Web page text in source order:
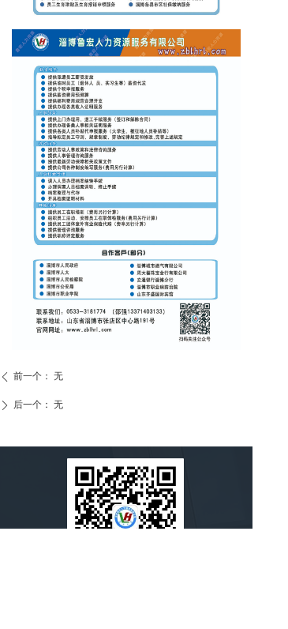
ꄲ 后一个： 无
ꄴ 前一个： 无